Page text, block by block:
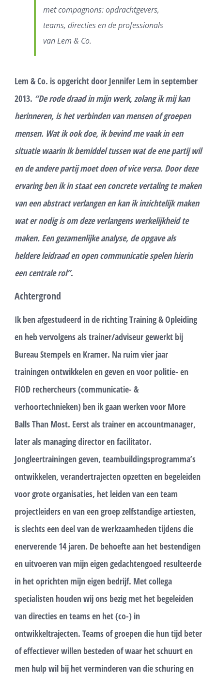
met compagnons: opdrachtgevers,
teams, directies en de professionals
van Lem & Co.
Lem & Co. is opgericht door Jennifer Lem in september
2013. “De rode draad in mijn werk, zolang ik mij kan
herinneren, is het verbinden van mensen of groepen
mensen. Wat ik ook doe, ik bevind me vaak in een
situatie waarin ik bemiddel tussen wat de ene partij wil
en de andere partij moet doen of vice versa. Door deze
ervaring ben ik in staat een concrete vertaling te maken
van een abstract verlangen en kan ik inzichtelijk maken
wat er nodig is om deze verlangens werkelijkheid te
maken. Een gezamenlijke analyse, de opgave als
heldere leidraad en open communicatie spelen hierin
een centrale rol”.
Achtergrond
Ik ben afgestudeerd in de richting Training & Opleiding
en heb vervolgens als trainer/adviseur gewerkt bij
Bureau Stempels en Kramer. Na ruim vier jaar
trainingenontwikkelen engeven en voor politie- en
FIOD rechercheurs (communicatie- &
verhoortechnieken) ben ik gaan werken voor More
Balls Than Most. Eerst als trainer en accountmanager,
later als managing director en facilitator.
Jongleertrainingen geven, teambuildingsprogramma’s
ontwikkelen, verandertrajecten opzetten en begeleiden
voor grote organisaties, het leiden van een team
projectleiders en van een groep zelfstandige artiesten,
is slechts een deel van de werkzaamheden tijdens die
enerverende 14 jaren. De behoefte aan het bestendigen
en uitvoeren van mijn eigen gedachtengoed resulteerde
in het oprichten mijn eigen bedrijf. Met collega
specialisten houden wij ons bezig met het begeleiden
van directies en teams en het (co-) in
ontwikkeltrajecten. Teams of groepen die hun tijd beter
of effectiever willen besteden of waar het schuurt en
men hulp wil bij het verminderen van die schuring en